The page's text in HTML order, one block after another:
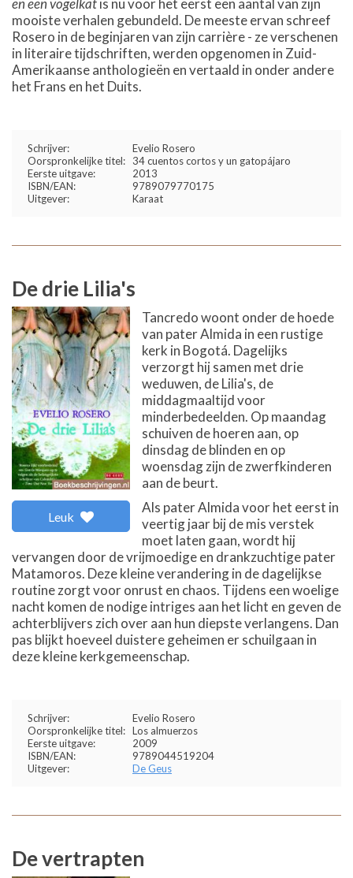
en een vogelkatis nu voor het eerst een aantal van zijn
mooiste verhalen gebundeld. De meeste ervan schreef
Rosero in de beginjaren van zijn carrière - ze verschenen
in literaire tijdschriften, werden opgenomen in Zuid-
Amerikaanse anthologieën en vertaald in onder andere
het Frans en het Duits.
Schrijver:
Evelio Rosero
Oorspronkelijke titel: 34 cuentos cortos y un gatopájaro
Eerste uitgave:
2013
ISBN/EAN:
9789079770175
Uitgever:
Karaat
De drie Lilia's
Leuk
Tancredo woont onder de hoede
van pater Almida in een rustige
kerk in Bogotá. Dagelijks
verzorgt hij samen met drie
weduwen, de Lilia's, de
middagmaaltijd voor
minderbedeelden. Op maandag
schuiven de hoeren aan, op
dinsdag de blinden en op
woensdag zijn de zwerfkinderen
aan de beurt.
Als pater Almida voor het eerst in
veertig jaar bij de mis verstek
moet laten gaan, wordt hij
vervangen door de vrijmoedige en drankzuchtige pater
Matamoros. Deze kleine verandering in de dagelijkse
routine zorgt voor onrust en chaos. Tijdens een woelige
nacht komen de nodige intriges aan het licht en geven de
achterblijvers zich over aan hun diepste verlangens. Dan
pas blijkt hoeveel duistere geheimen er schuilgaan in
deze kleine kerkgemeenschap.
Schrijver:
Evelio Rosero
Oorspronkelijke titel: Los almuerzos
Eerste uitgave:
2009
ISBN/EAN:
9789044519204
Uitgever:
De Geus
De vertrapten